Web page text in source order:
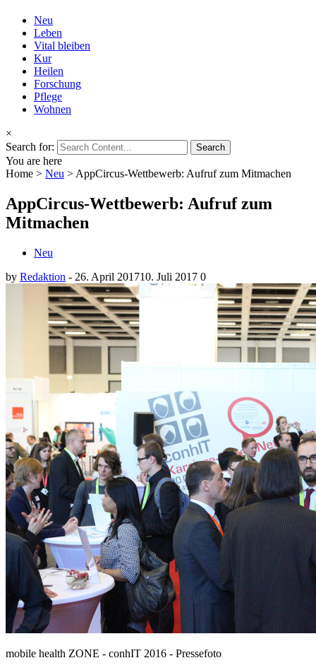
Neu
Leben
Vital bleiben
Kur
Heilen
Forschung
Pflege
Wohnen
×
Search for:
You are here
Home > Neu > AppCircus-Wettbewerb: Aufruf zum Mitmachen
AppCircus-Wettbewerb: Aufruf zum
Mitmachen
Neu
by Redaktion - 26. April 201710. Juli 2017 0
mobile health ZONE - conhIT 2016 - Pressefoto